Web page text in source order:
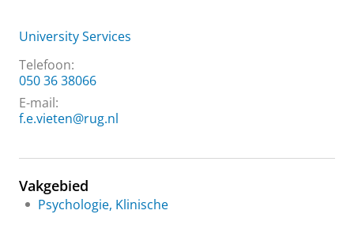
University Services
Telefoon:
050 36 38066
E-mail:
f.e.vieten@rug.nl
Vakgebied
Psychologie, Klinische